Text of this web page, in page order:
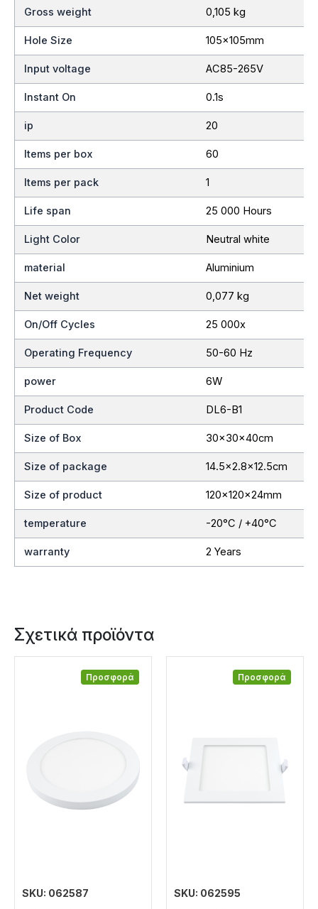
Gross weight 0,105 kg
Hole Size 105x105mm
Input voltage AC85-265V
Instant On 0.1s
ip 20
Items per box 60
Items per pack 1
Life span 25 000 Hours
Light Color Neutral white
material Aluminium
Net weight 0,077 kg
On/Off Cycles 25 000x
Operating Frequency 50-60 Hz
power 6W
Product Code DL6-B1
Size of Box 30x30x40cm
Size of package 14.5×2.8×12.5cm
Size of product 120x120x24mm
temperature -20°C / +40°C
warranty 2 Years
Σχετικά προϊόντα
Προσφορά
SKU: 062587
Προσφορά
SKU: 062595